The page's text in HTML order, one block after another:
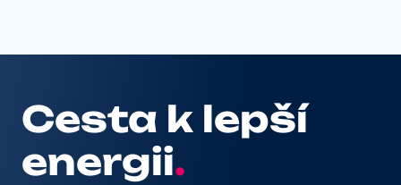
Cesta k lepší
energii.